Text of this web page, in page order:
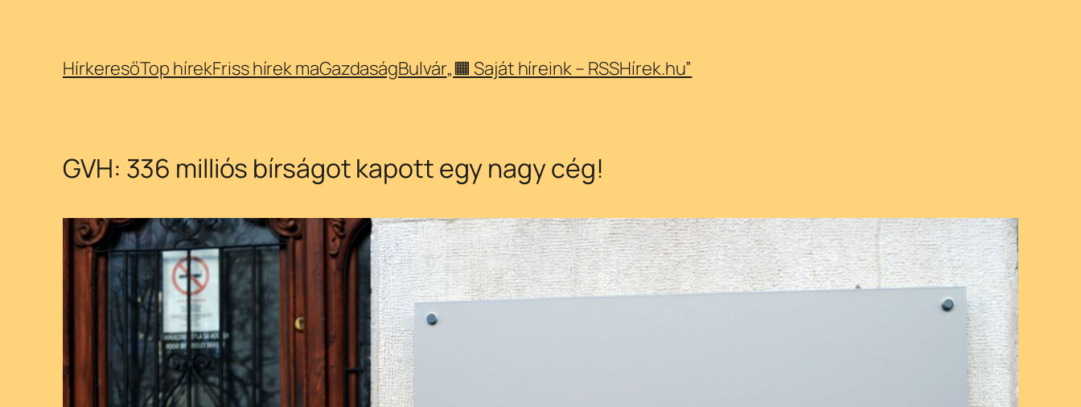
HírkeresőTop hírekFriss hírek maGazdaságBulvár„🟧 Saját híreink – RSSHírek.hu”
GVH: 336 milliós bírságot kapott egy nagy cég!